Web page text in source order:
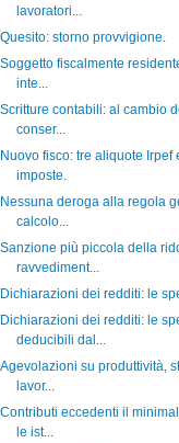
lavoratori...
Quesito: storno provvigione.
Soggetto fiscalmente
inte...
Scritture contabili: al cambio
conser...
Nuovo fisco: tre aliquote Irpef
imposte.
Nessuna deroga alla regola
calcolo...
Sanzione più piccola della
ravvediment...
Dichiarazioni dei redditi: le
Dichiarazioni dei redditi: le
deducibili dal...
Agevolazioni su produttività,
lavor...
Contributi eccedenti il
le ist...